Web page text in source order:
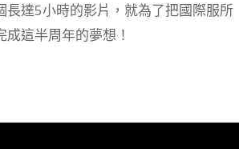
達5小時的影片，就為了把國際服所
這半周年的夢想！